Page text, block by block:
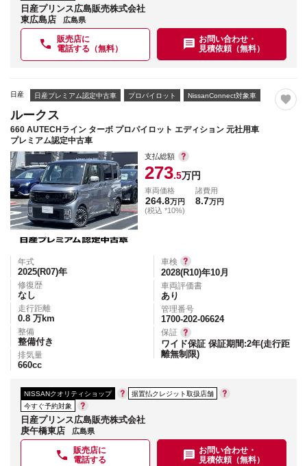
日産プリンス広島販売株式会社
東広島店
広島県
販売店に
電話する（無料）
お問い合わせ・
見積依頼（無料）
日産 日産プレミアム認定中古車 プロパイロット NissanConnect対象車
ルークス
660 AUTECHライン ターボ プロパイロット エディション 元社用車
プレミアム認定中古車
支払総額
273.5万円
車両価格
264.8万円
(税込 *10%)
諸費用
8.7万円
年式
2025(R07)年
修復歴
なし
走行距離
0.8 万km
整備
整備付き
排気量
660cc
車検
2028(R10)年10月
車両評価書
あり
管理番号
1700-202-06624
保証
ワイド保証 保証期間:2年(走行距
離無制限)
NISSANクオリティショップ
据置払クレジット取扱店舗
今すぐ予約対象
日産プリンス広島販売株式会社
庚午橋東店
広島県
販売店に
電話する
お問い合わせ・
見積依頼（無料）